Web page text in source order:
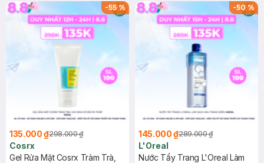
-55%
135.000 ₫298.000 ₫
Cosrx
Gel Rửa Mặt Cosrx Tràm Trà,
-50%
145.000 ₫289.000 ₫
L'Oreal
Nước Tẩy Trang L'Oreal Làm